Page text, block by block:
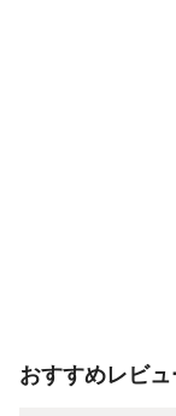
おすすめレビ